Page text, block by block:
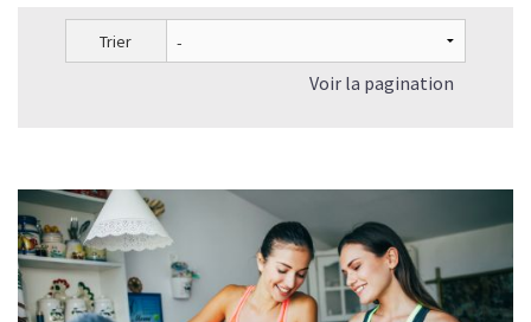
Trier
Voir la pagination